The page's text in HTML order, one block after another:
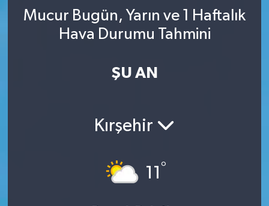
Mucur Bugün, Yarın ve 1 Haftalık
Hava Durumu Tahmini
ŞU AN
Kırşehir
11°
Süper Lig Puan Durumu ve Fikstür
Son Dakika Haberleri